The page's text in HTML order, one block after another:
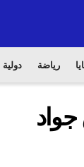
رياضة دولية
جواد